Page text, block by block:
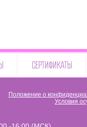
СЕРТИФИКАТЫ
Положение о
Условия